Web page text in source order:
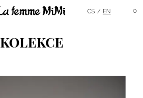
CS EN 0
KOLEKCE